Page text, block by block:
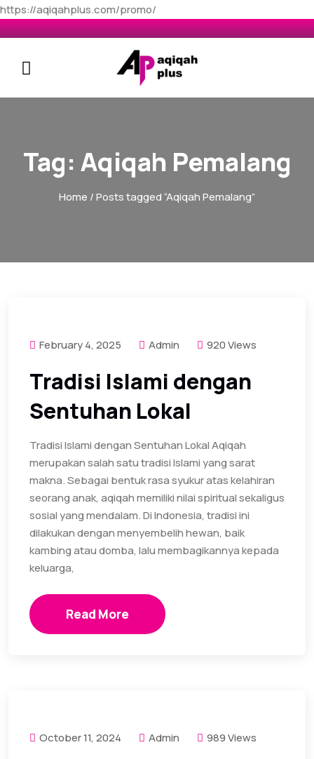
https://aqiqahplus.com/promo/
Tag: Aqiqah Pemalang
Home / Posts tagged “Aqiqah Pemalang”
February 4, 2025 Admin 920 Views
Tradisi Islami dengan
Sentuhan Lokal
Tradisi Islami dengan Sentuhan Lokal Aqiqah
merupakan salah satu tradisi Islami yang sarat
makna. Sebagai bentuk rasa syukur atas kelahiran
seorang anak, aqiqah memiliki nilai spiritual sekaligus
sosial yang mendalam. Di Indonesia, tradisi ini
dilakukan dengan menyembelih hewan, baik
kambing atau domba, lalu membagikannya kepada
keluarga,
Read More
October 11, 2024 Admin 989 Views